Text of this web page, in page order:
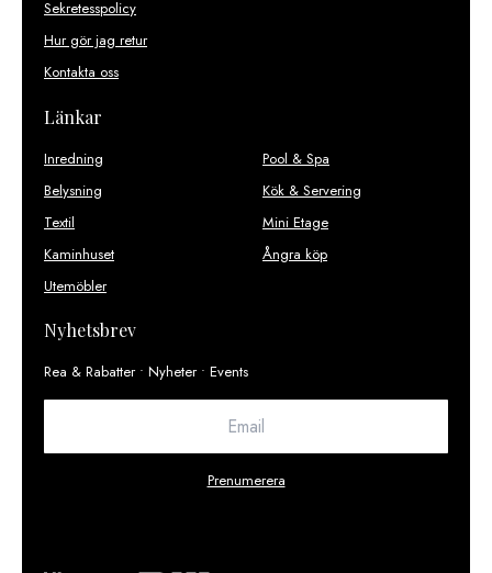
Sekretesspolicy
Hur gör jag retur
Kontakta oss
Länkar
Inredning
Belysning
Textil
Kaminhuset
Utemöbler
Pool & Spa
Kök & Servering
Mini Etage
Ångra köp
Nyhetsbrev
Rea & Rabatter • Nyheter • Events
Prenumerera